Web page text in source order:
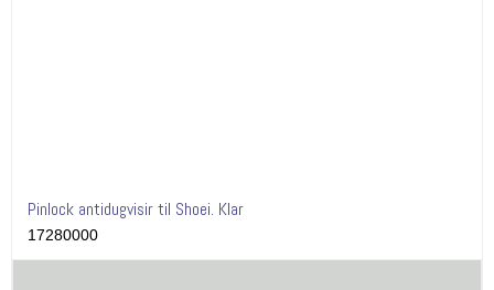
Pinlock antidugvisir til Shoei. Klar
17280000